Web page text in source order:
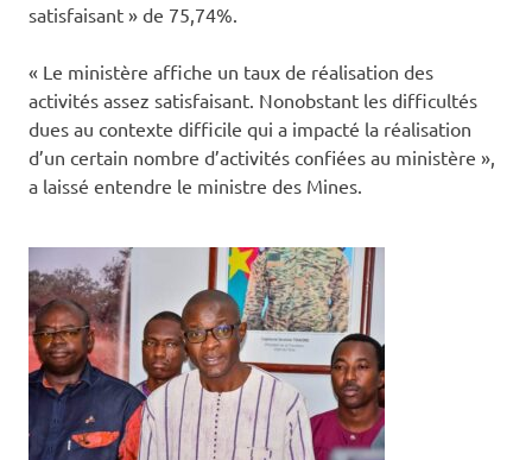
satisfaisant » de 75,74%.
« Le ministère affiche un taux de réalisation des
activités assez satisfaisant. Nonobstant les difficultés
dues au contexte difficile qui a impacté la réalisation
d’un certain nombre d’activités confiées au ministère »,
a laissé entendre le ministre des Mines.